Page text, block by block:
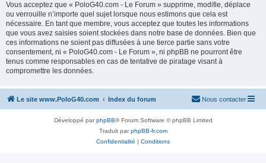
Vous acceptez que « PoloG40.com - Le Forum » supprime, modifie, déplace
ou verrouille n’importe quel sujet lorsque nous estimons que cela est
nécessaire. En tant que membre, vous acceptez que toutes les informations
que vous avez saisies soient stockées dans notre base de données. Bien que
ces informations ne soient pas diffusées à une tierce partie sans votre
consentement, ni « PoloG40.com - Le Forum », ni phpBB ne pourront être
tenus comme responsables en cas de tentative de piratage visant à
compromettre les données.
Le site www.PoloG40.com Index du forum Nous contacter
Développé parphpBB® Forum Software © phpBB Limited
Traduit parphpBB-fr.com
Confidentialité | Conditions